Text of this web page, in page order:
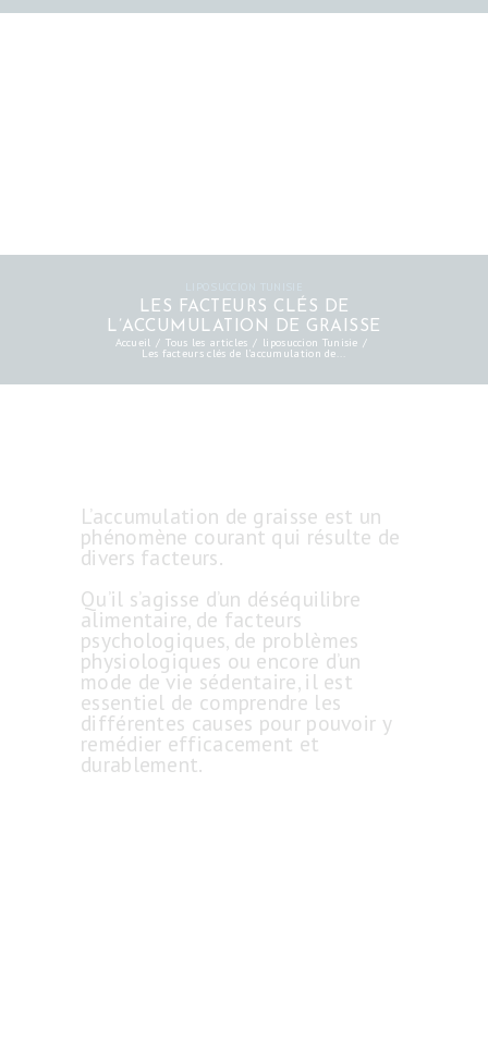
LES FACTEURS CLÉS DE
L’ACCUMULATION DE GRAISSE
Accueil Tous les articles liposuccion Tunisie
Les facteurs clés de l’accumulation de...
L’accumulation de graisse est un
phénomène courant qui résulte de
divers facteurs.
Qu’il s’agisse d’un déséquilibre
alimentaire, de facteurs
psychologiques, de problèmes
physiologiques ou encore d’un
mode de vie sédentaire, il est
essentiel de comprendre les
différentes causes pour pouvoir y
remédier efficacement et
durablement.